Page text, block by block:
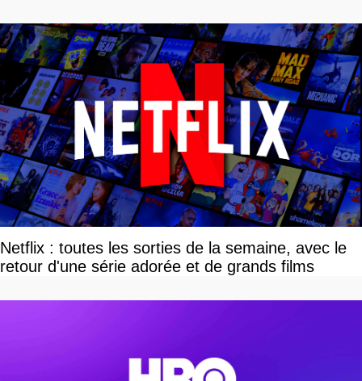
Netflix : toutes les sorties de la semaine, avec le
retour d'une série adorée et de grands films